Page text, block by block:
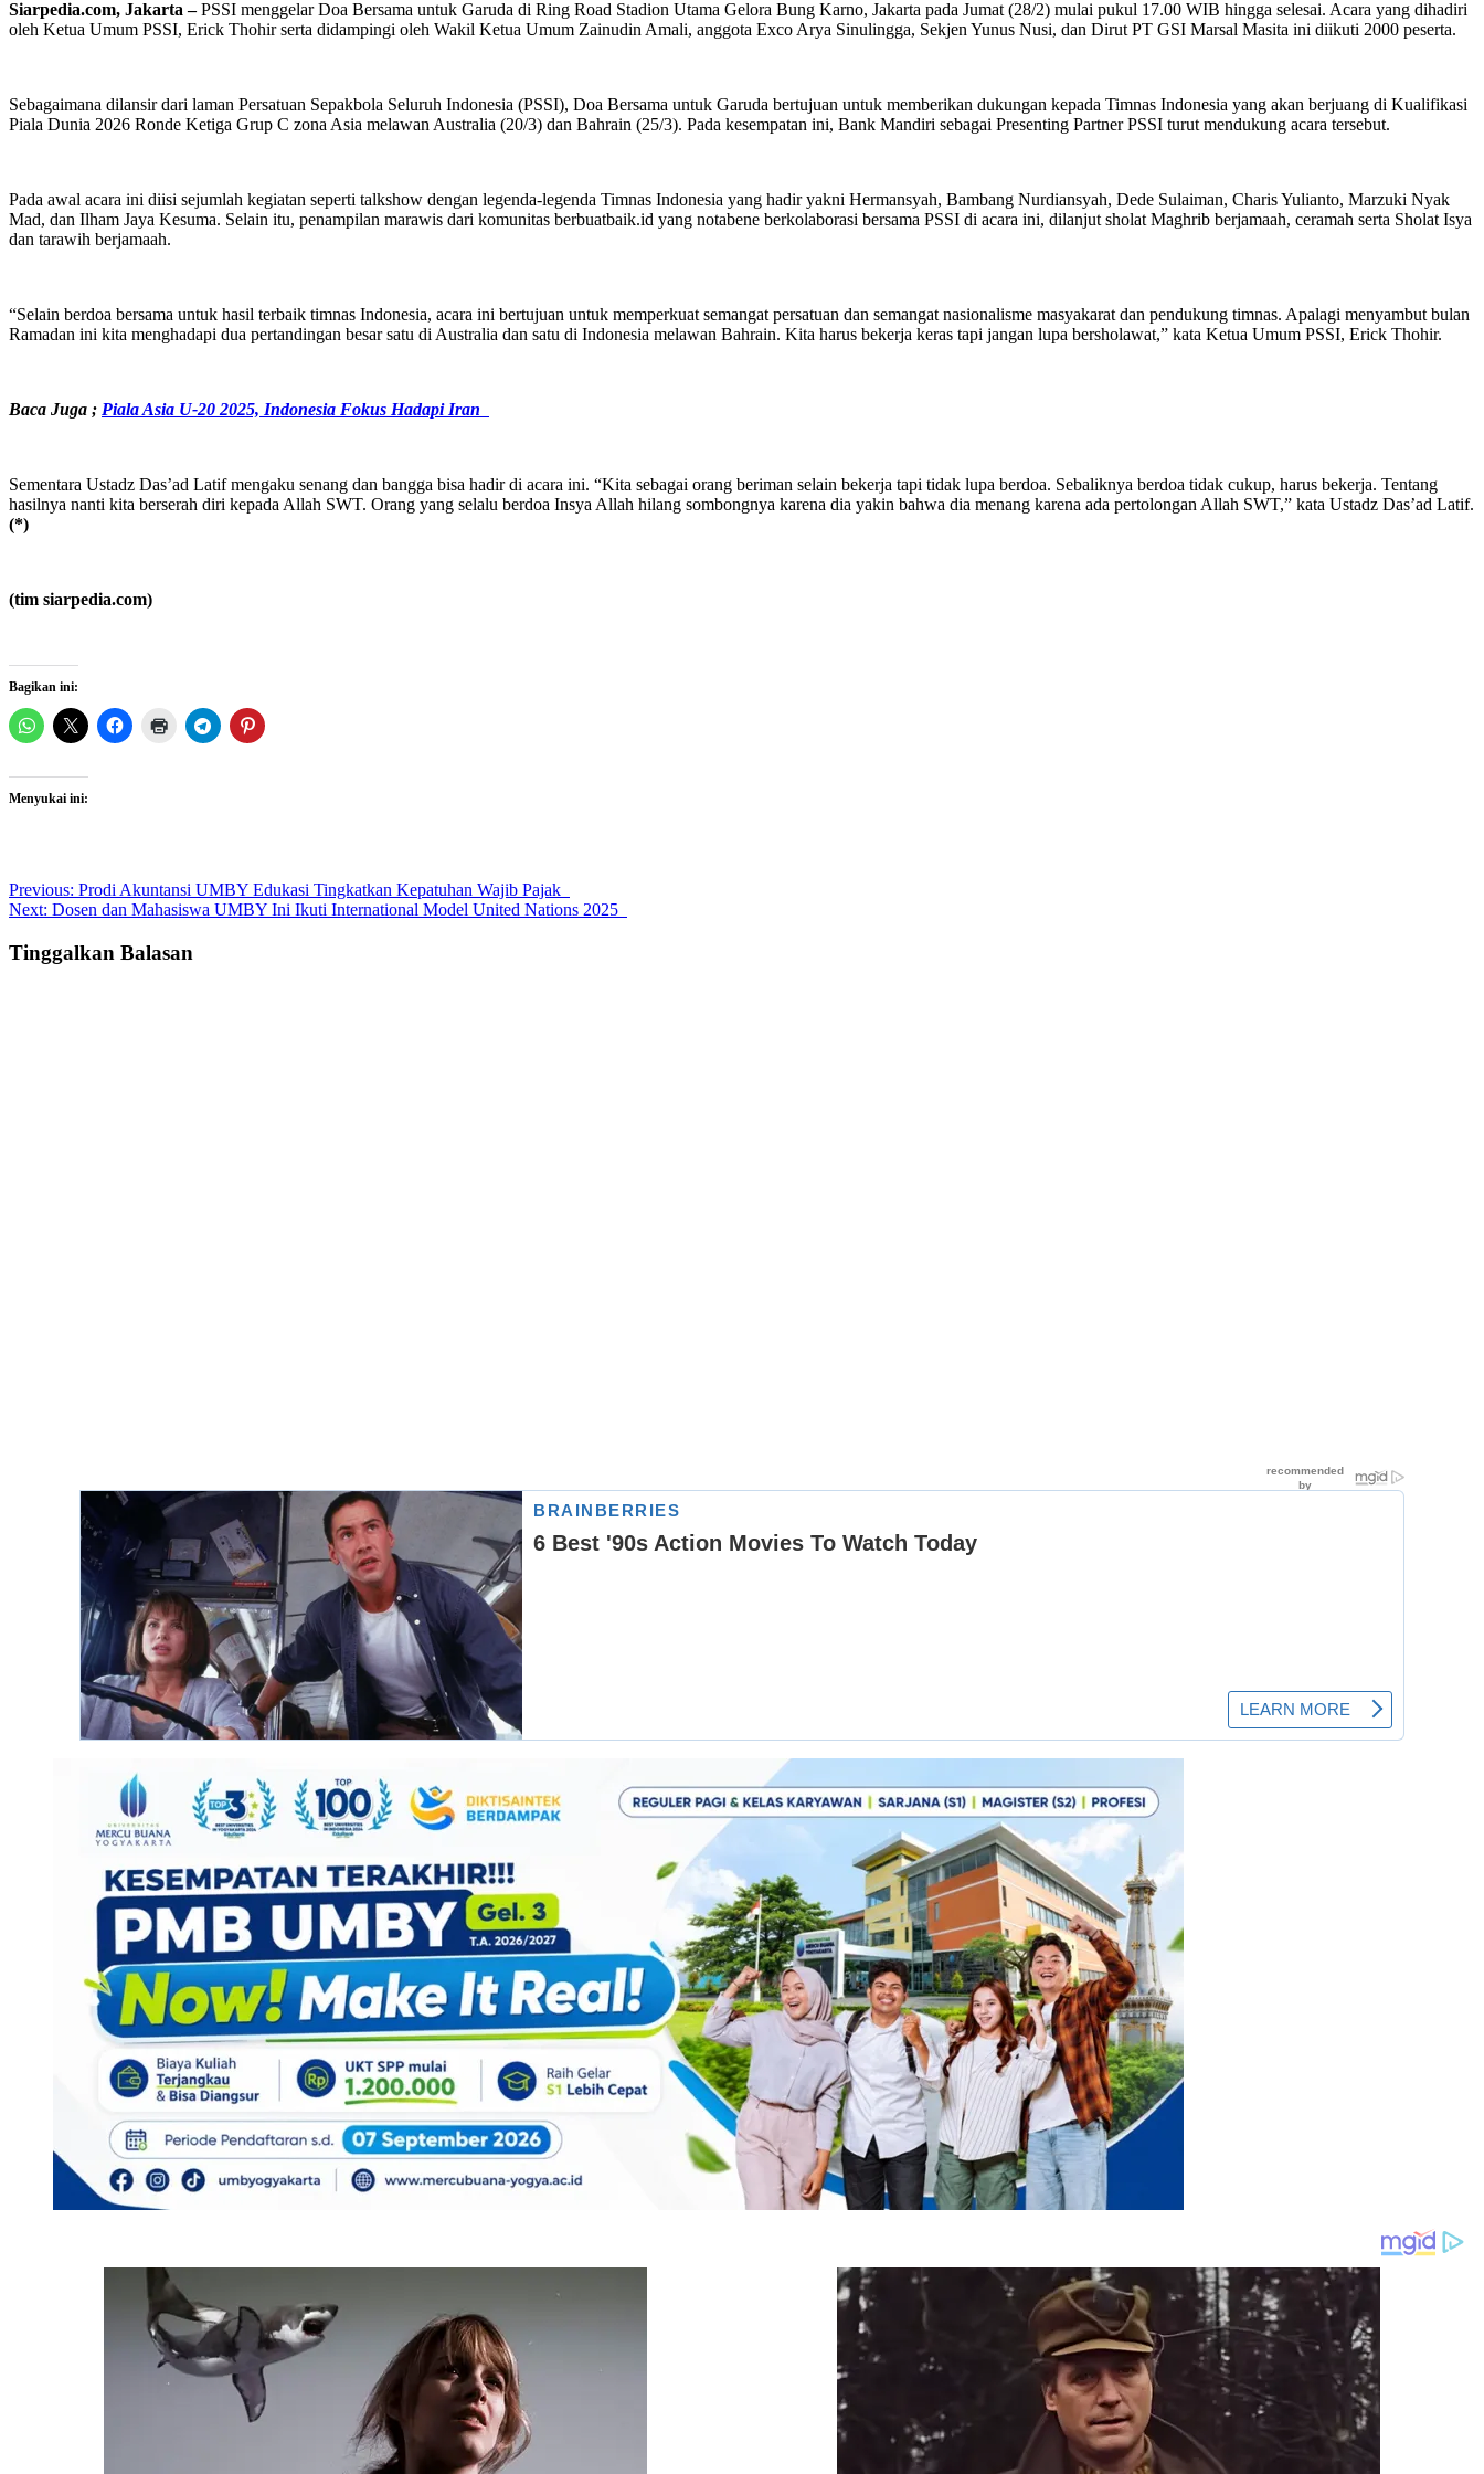
Siarpedia.com, Jakarta –PSSI menggelar Doa Bersama untuk Garuda di Ring Road Stadion Utama Gelora Bung Karno, Jakarta pada Jumat (28/2) mulai pukul 17.00 WIB hingga selesai. Acara yang dihadiri
oleh Ketua Umum PSSI, Erick Thohir serta didampingi oleh Wakil Ketua Umum Zainudin Amali, anggota Exco Arya Sinulingga, Sekjen Yunus Nusi, dan Dirut PT GSI Marsal Masita ini diikuti 2000 peserta.
Sebagaimana dilansir dari laman Persatuan Sepakbola Seluruh Indonesia (PSSI), Doa Bersama untuk Garuda bertujuan untuk memberikan dukungan kepada Timnas Indonesia yang akan berjuang di Kualifikasi
Piala Dunia 2026 Ronde Ketiga Grup C zona Asia melawan Australia (20/3) dan Bahrain (25/3). Pada kesempatan ini, Bank Mandiri sebagai Presenting Partner PSSI turut mendukung acara tersebut.
Pada awal acara ini diisi sejumlah kegiatan seperti talkshow dengan legenda-legenda Timnas Indonesia yang hadir yakni Hermansyah, Bambang Nurdiansyah, Dede Sulaiman, Charis Yulianto, Marzuki Nyak
Mad, dan Ilham Jaya Kesuma. Selain itu, penampilan marawis dari komunitas berbuatbaik.id yang notabene berkolaborasi bersama PSSI di acara ini, dilanjut sholat Maghrib berjamaah, ceramah serta Sholat Isya
dan tarawih berjamaah.
“Selain berdoa bersama untuk hasil terbaik timnas Indonesia, acara ini bertujuan untuk memperkuat semangat persatuan dan semangat nasionalisme masyakarat dan pendukung timnas. Apalagi menyambut bulan
Ramadan ini kita menghadapi dua pertandingan besar satu di Australia dan satu di Indonesia melawan Bahrain. Kita harus bekerja keras tapi jangan lupa bersholawat,” kata Ketua Umum PSSI, Erick Thohir.
Baca Juga ; Piala Asia U-20 2025, Indonesia Fokus Hadapi Iran
Sementara Ustadz Das’ad Latif mengaku senang dan bangga bisa hadir di acara ini. “Kita sebagai orang beriman selain bekerja tapi tidak lupa berdoa. Sebaliknya berdoa tidak cukup, harus bekerja. Tentang
hasilnya nanti kita berserah diri kepada Allah SWT. Orang yang selalu berdoa Insya Allah hilang sombongnya karena dia yakin bahwa dia menang karena ada pertolongan Allah SWT,” kata Ustadz Das’ad Latif.
(*)
(tim siarpedia.com)
Bagikan ini:
Menyukai ini:
Post
navigation
Previous: Prodi Akuntansi UMBY Edukasi Tingkatkan Kepatuhan Wajib Pajak
Next: Dosen dan Mahasiswa UMBY Ini Ikuti International Model United Nations 2025
Tinggalkan Balasan